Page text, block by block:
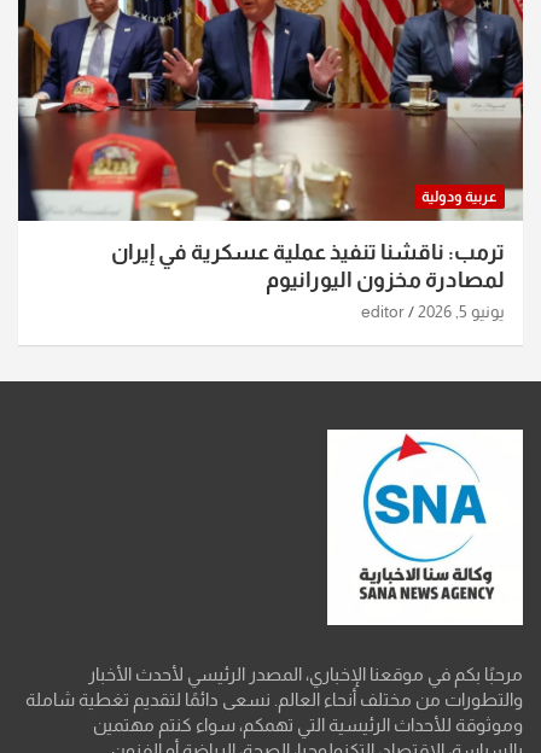
عربية ودولية
ترمب: ناقشنا تنفيذ عملية عسكرية في إيران
لمصادرة مخزون اليورانيوم
يونيو 5, 2026 editor
مرحبًا بكم في موقعنا الإخباري، المصدر الرئيسي لأحدث الأخبار
والتطورات من مختلف أنحاء العالم. نسعى دائمًا لتقديم تغطية شاملة
وموثوقة للأحداث الرئيسية التي تهمكم، سواء كنتم مهتمين